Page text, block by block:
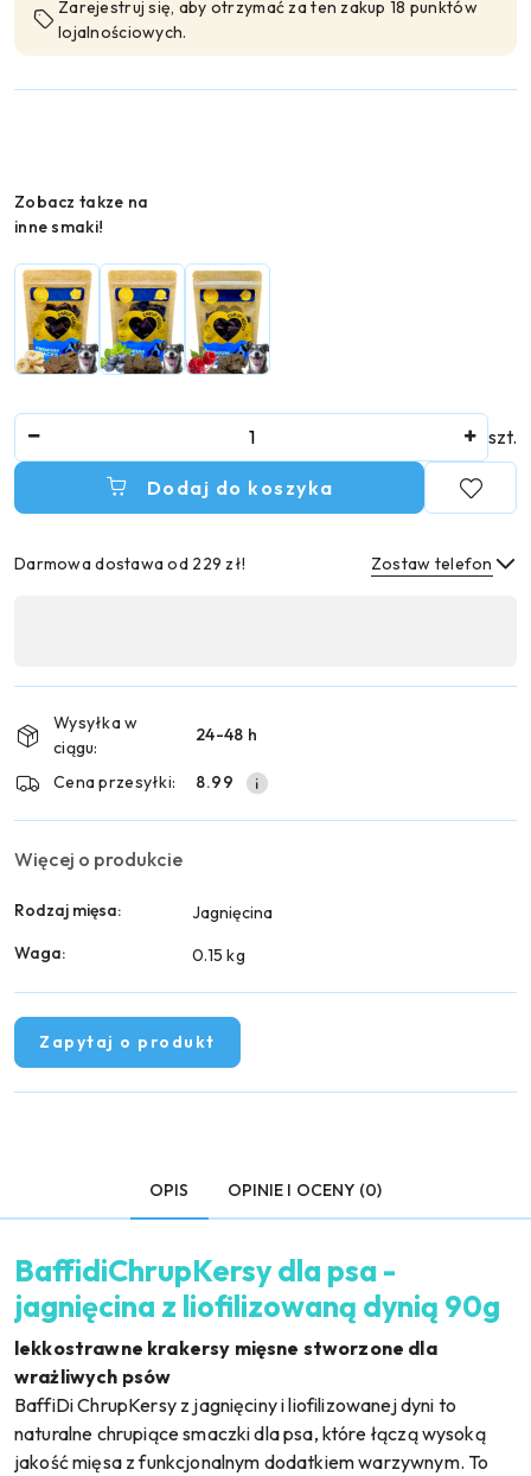
Zarejestruj się, aby otrzymać za ten zakup 18 punktów
lojalnościowych.
Wariant
Zobacz takze na
inne smaki!
szt.
Dodaj do koszyka
Darmowa dostawa od 229 zł! Zostaw telefon
dostawa
Wysyłka w
ciągu:
24-48 h
Cena przesyłki: 8.99
Więcej o produkcie
Rodzaj mięsa:
Jagnięcina
Waga:
0.15 kg
Zapytaj o produkt
OPIS OPINIE I OCENY (0)
BaffidiChrupKersy dla psa -
jagnięcina z liofilizowaną dynią 90g
lekkostrawne krakersy mięsne stworzone dla
wrażliwych psów
BaffiDi ChrupKersy z jagnięciny i liofilizowanej dyni to
naturalne chrupiące smaczki dla psa, które łączą wysoką
jakość mięsa z funkcjonalnym dodatkiem warzywnym. To